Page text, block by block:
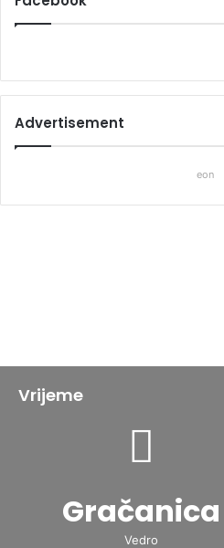
Advertisement
eon
Vrijeme
Gračanica
Vedro